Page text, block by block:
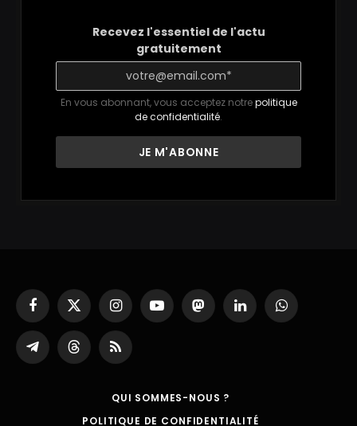
Recevez l'essentiel de l'actu
gratuitement
En vous abonnant, vous acceptez notrepolitique
de confidentialité.
Facebook
X
(Twitter)
InstagramYouTubeMastodonLinkedInWhatsApp
Partager
sur
ThreadsRSS
QUI SOMMES-NOUS ?
POLITIQUE DE CONFIDENTIALITÉ